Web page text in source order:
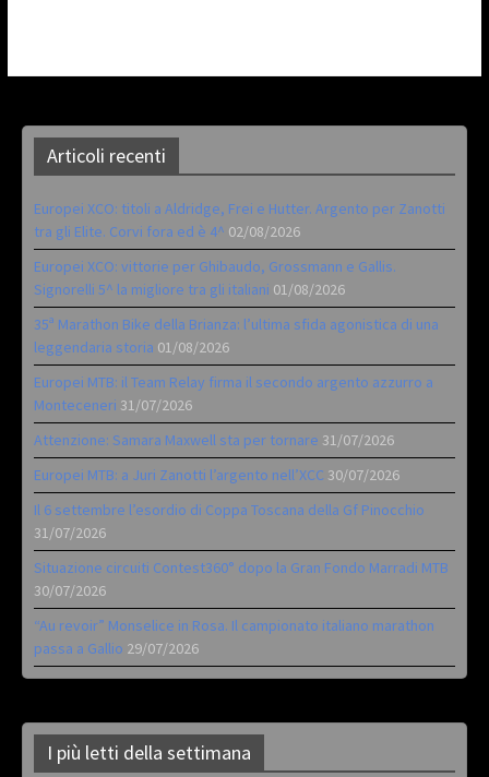
Articoli recenti
Europei XCO: titoli a Aldridge, Frei e Hutter. Argento per Zanotti
tra gli Elite. Corvi fora ed è 4^ 02/08/2026
Europei XCO: vittorie per Ghibaudo, Grossmann e Gallis.
Signorelli 5^ la migliore tra gli italiani 01/08/2026
35ª Marathon Bike della Brianza: l’ultima sfida agonistica di una
leggendaria storia 01/08/2026
Europei MTB: il Team Relay firma il secondo argento azzurro a
Monteceneri 31/07/2026
Attenzione: Samara Maxwell sta per tornare 31/07/2026
Europei MTB: a Juri Zanotti l’argento nell’XCC 30/07/2026
Il 6 settembre l’esordio di Coppa Toscana della Gf Pinocchio
31/07/2026
Situazione circuiti Contest360° dopo la Gran Fondo Marradi MTB
30/07/2026
“Au revoir” Monselice in Rosa. Il campionato italiano marathon
passa a Gallio 29/07/2026
I più letti della settimana